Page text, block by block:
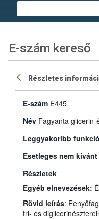
E-szám kereső
Részletes
E-szám E445
Név Fagyanta glicerin-
Leggyakoribb funkció
Esetleges nem
Részletek
Egyéb elnevezések:
Rövid leírás:
tri- és